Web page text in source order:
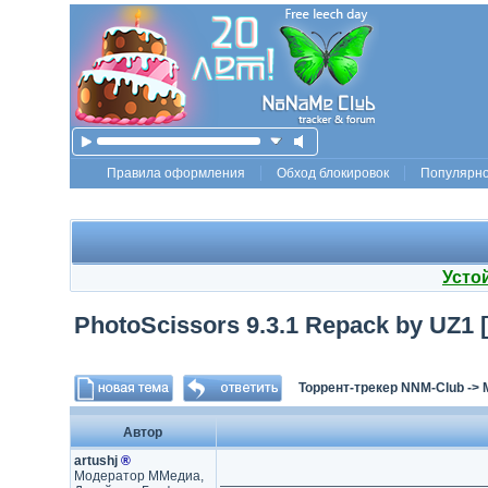
Правила оформления Обход блокировок
PhotoScissors 9.3.1 Repack by UZ1
Торрент-трекер NNM-Club->
Автор
artushj ®
Модератор ММедиа,